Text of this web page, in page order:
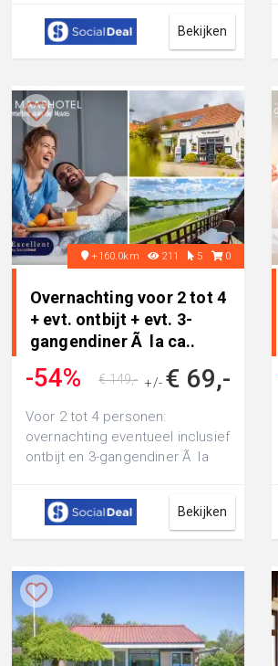
Bosch
Bekijken
+160.0km 211 5 0
Overnachting voor 2 tot 4
+ evt. ontbijt + evt. 3-
gangendiner Ã la ca..
-54% +/- € 69,-
€ 149,-
Voor 2 tot 4 personen:
overnachting eventueel inclusief
ontbijt en 3-gangendiner Ã la
de M...
Bekijken